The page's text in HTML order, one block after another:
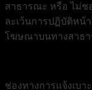
สาธารณะ หรือ ไม่ช
ละเว้นการปฏิบัติหน้
โฆษณาบนทางสาธ
ช่องทางการแจ้งเบ